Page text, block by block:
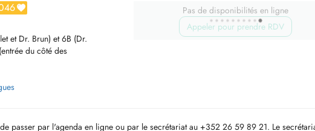
et Dr. Brun) et 6B (Dr.
du côté des
Pas de disponibilités en ligne
Appeler pour prendre RDV
passer par l'agenda en ligne ou par le secrétariat au +352 26 59 89 21. Le